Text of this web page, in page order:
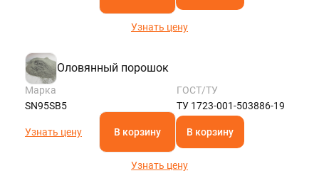
Узнать цену
Оловянный порошок
Марка
SN95SB5
ГОСТ/ТУ
ТУ 1723-001-503886-19
Узнать цену В корзину В корзину
Узнать цену